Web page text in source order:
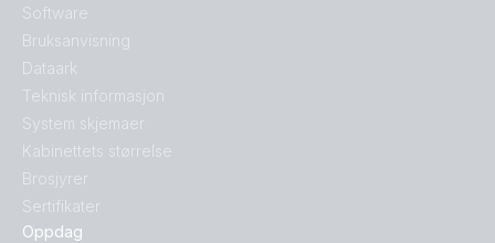
Oppdag
Software
Bruksanvisning
Dataark
Teknisk informasjon
System skjemaer
Kabinettets størrelse
Brosjyrer
Sertifikater